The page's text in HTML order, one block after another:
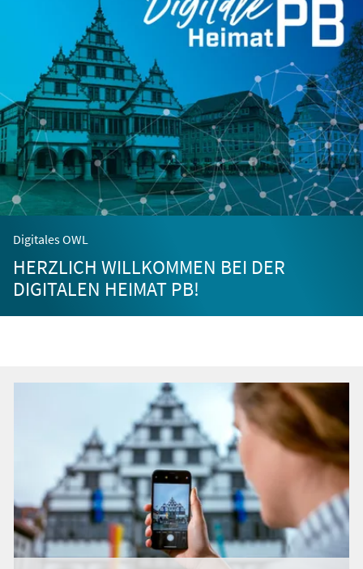
Digitales OWL
HERZLICH WILLKOMMEN BEI DER
DIGITALEN HEIMAT PB!